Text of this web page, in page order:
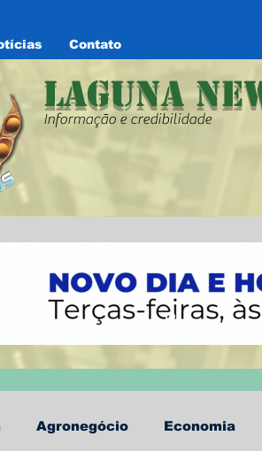
Contato
Laguna
Informação e credibilidade
Agronegócio Economia